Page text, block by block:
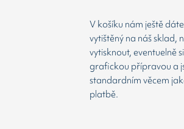
V košíku nám ještě
vytištěný na náš sklad,
vytisknout, eventuelně
grafickou přípravou a
standardním věcem
platbě.